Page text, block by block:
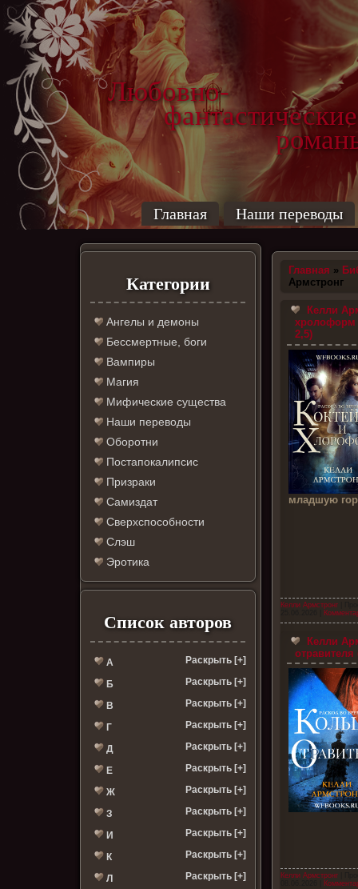
Любовно-
фантастические
Главная Наши переводы
Категории
Ангелы и демоны
Бессмертные, боги
Вампиры
Магия
Мифические существа
Наши переводы
Оборотни
Постапокалипсис
Призраки
Самиздат
Сверхспособности
Слэш
Эротика
Список авторов
А Раскрыть [+]
Б Раскрыть [+]
В Раскрыть [+]
Г Раскрыть [+]
Д Раскрыть [+]
Е Раскрыть [+]
Ж Раскрыть [+]
З Раскрыть [+]
И Раскрыть [+]
К Раскрыть [+]
Л Раскрыть [+]
Главная »
Армстронг
Келли
хролоформ
2,5)
младшую
Келли Армстронг
Келли
Келли Армстронг